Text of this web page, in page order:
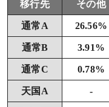
移行先 その他
通常A 26.56%
通常B 3.91%
通常C 0.78%
天国A -